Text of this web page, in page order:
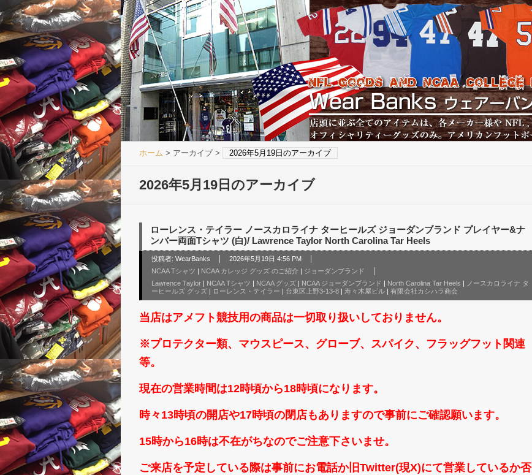
ホーム > アーカイブ > 2026年5月19日のアーカイブ
2026年5月19日のアーカイブ
ローレンス・テイラー ノースカロライナ ターヒールズ ジョーダンブランド プレイヤー&ナ
ンバー両面Tシャツ (白)/ Lawrence Taylor North Carolina Tar Heels
投稿者: WearBanks
2026年5月19日 4:56 PM
NCAA Tシャツ | NCAA カレッジ グッズ のご紹介 | ジョーダンブランド
Lawrence Taylor | NCAA Tシャツ | NCAA グッズ | NCAA ジョーダンブランド | North Carolina Tar Heels |
ノースカロライナ タ
ーヒールズ グッズ | ローレンス・テイラー | 台東区上野3-13-8 | 寿々木屋ビル | 有限会社カシハラ商会
当店はアメフト競技用の商品は一切取り扱いしておりません。
※プロテクター類、マウスピース、グローブ、スパイク、フラッグフット関連
等。
現在の営業時間は12時頃から18時頃になります。
時々13時頃の開店や17時頃の閉店もありますので事前にご確認願います。
15時から16時は不在がちなのでご注意下さいませ。
ご来店を予定している際は事前にお電話か旧Twitter(現X)にて営業しているか否